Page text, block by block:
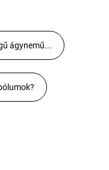
ágynemű...